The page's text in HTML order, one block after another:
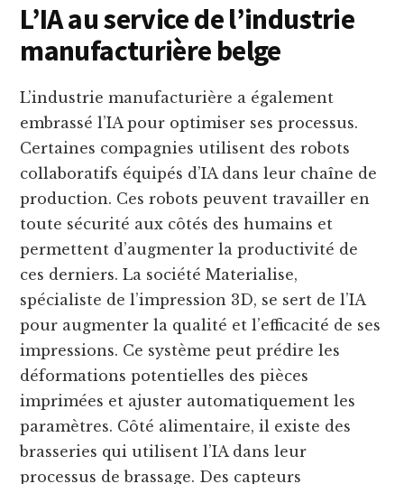
L’IA au service de l’industrie
manufacturière belge
L’industrie manufacturière a également
embrassé l’IA pour optimiser ses processus.
Certaines compagnies utilisent des robots
collaboratifs équipés d’IA dans leur chaîne de
production. Ces robots peuvent travailler en
toute sécurité aux côtés des humains et
permettent d’augmenter la productivité de
ces derniers. La société Materialise,
spécialiste de l’impression 3D, se sert de l’IA
pour augmenter la qualité et l’efficacité de ses
impressions. Ce système peut prédire les
déformations potentielles des pièces
imprimées et ajuster automatiquement les
paramètres. Côté alimentaire, il existe des
brasseries qui utilisent l’IA dans leur
processus de brassage. Des capteurs